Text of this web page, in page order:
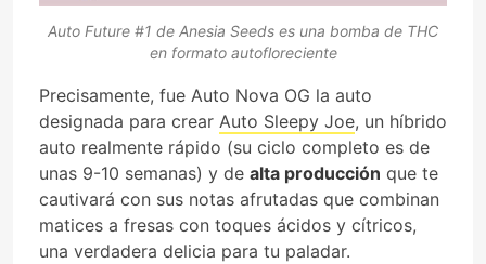
Auto Future #1 de Anesia Seeds es una bomba de THC
en formato autofloreciente
Precisamente, fue Auto Nova OG la auto
designada para crear Auto Sleepy Joe, un híbrido
auto realmente rápido (su ciclo completo es de
unas 9-10 semanas) y de alta producción que te
cautivará con sus notas afrutadas que combinan
matices a fresas con toques ácidos y cítricos,
una verdadera delicia para tu paladar.